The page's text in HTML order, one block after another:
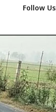
Follow Us